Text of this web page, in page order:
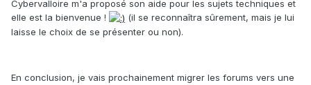
Cybervalloire m'a proposé son aide pour les sujets techniques et
elle est la bienvenue !
(il se reconnaîtra sûrement, mais je lui
laisse le choix de se présenter ou non).
En conclusion, je vais prochainement migrer les forums vers une